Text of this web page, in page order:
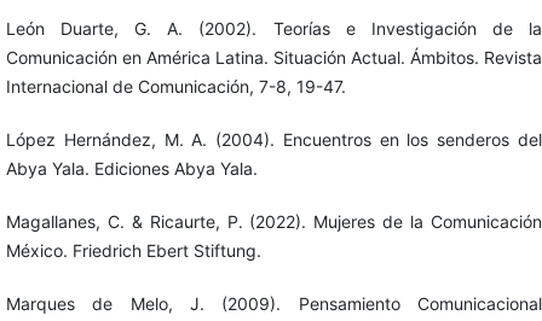
León Duarte, G. A. (2002). Teorías e Investigación de la
Comunicación en América Latina. Situación Actual. Ámbitos. Revista
Internacional de Comunicación, 7-8, 19-47.
López Hernández, M. A. (2004). Encuentros en los senderos del
Abya Yala. Ediciones Abya Yala.
Magallanes, C. & Ricaurte, P. (2022). Mujeres de la Comunicación
México. Friedrich Ebert Stiftung.
Marques de Melo, J. (2009). Pensamiento Comunicacional